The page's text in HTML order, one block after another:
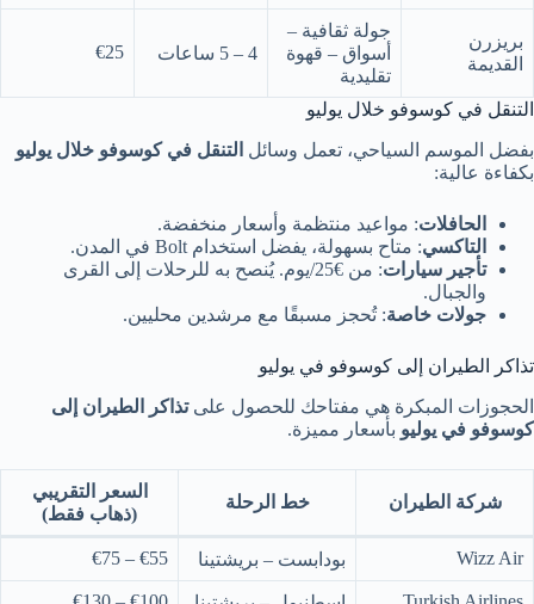
بريزرن
القديمة
جولة ثقافية –
أسواق – قهوة
تقليدية
4 – 5 ساعات €25
التنقل في كوسوفو خلال يوليو
بفضل الموسم السياحي، تعمل وسائل التنقل في كوسوفو خلال يوليو
بكفاءة عالية:
الحافلات: مواعيد منتظمة وأسعار منخفضة.
التاكسي: متاح بسهولة، يفضل استخدام Bolt في المدن.
تأجير سيارات
: من €25/يوم. يُنصح به للرحلات إلى القرى
والجبال.
جولات خاصة: تُحجز مسبقًا مع مرشدين محليين.
تذاكر الطيران إلى كوسوفو في يوليو
الحجوزات المبكرة هي مفتاحك للحصول علىتذاكر الطيران إلى
كوسوفو في يوليو بأسعار مميزة.
شركة الطيران خط الرحلة
السعر التقريبي
(ذهاب فقط)
Wizz Air بودابست – بريشتينا €55 – €75